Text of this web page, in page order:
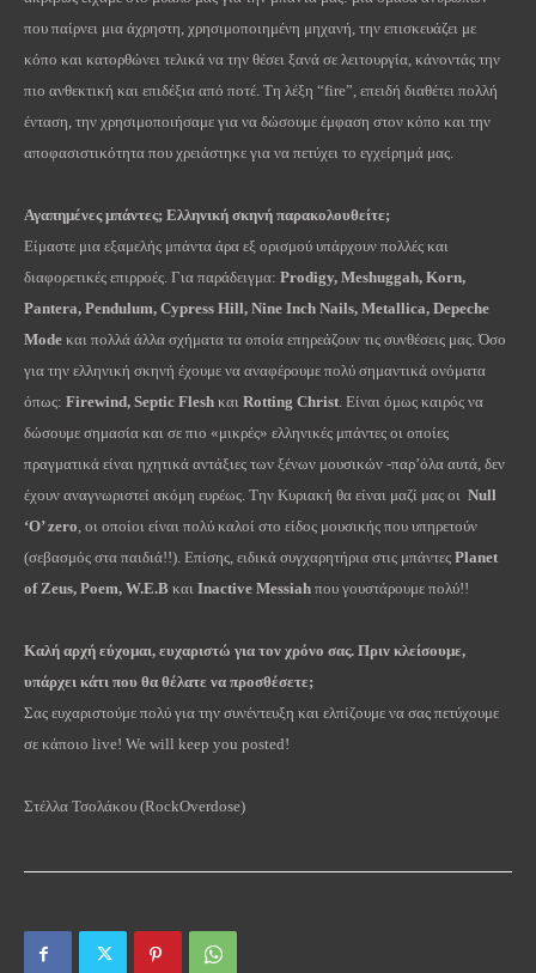
που παίρνει μια άχρηστη, χρησιμοποιημένη μηχανή, την επισκευάζει με
κόπο και κατορθώνει τελικά να την θέσει ξανά σε λειτουργία, κάνοντάς την
πιο ανθεκτική και επιδέξια από ποτέ. Τη λέξη “fire”, επειδή διαθέτει πολλή
ένταση, την χρησιμοποιήσαμε για να δώσουμε έμφαση στον κόπο και την
αποφασιστικότητα που χρειάστηκε για να πετύχει το εγχείρημά μας.
Αγαπημένες μπάντες; Ελληνική σκηνή παρακολουθείτε;
Είμαστε μια εξαμελής μπάντα άρα εξ ορισμού υπάρχουν πολλές και
διαφορετικές επιρροές. Για παράδειγμα: Prodigy, Meshuggah, Korn,
Pantera, Pendulum, Cypress Hill, Nine Inch Nails, Metallica, Depeche
Mode και πολλά άλλα σχήματα τα οποία επηρεάζουν τις συνθέσεις μας. Όσο
για την ελληνική σκηνή έχουμε να αναφέρουμε πολύ σημαντικά ονόματα
όπως: Firewind, Septic Flesh και Rotting Christ . Είναι όμως καιρός να
δώσουμε σημασία και σε πιο «μικρές» ελληνικές μπάντες οι οποίες
πραγματικά είναι ηχητικά αντάξιες των ξένων μουσικών -παρ’όλα αυτά, δεν
έχουν αναγνωριστεί ακόμη ευρέως. Την Κυριακή θα είναι μαζί μας οι Null
‘O’ zero , οι οποίοι είναι πολύ καλοί στο είδος μουσικής που υπηρετούν
(σεβασμός στα παιδιά!!). Επίσης, ειδικά συγχαρητήρια στις μπάντες Planet
of Zeus, Poem, W.E.B και Inactive Messiah που γουστάρουμε πολύ!!
Καλή αρχή εύχομαι, ευχαριστώ για τον χρόνο σας. Πριν κλείσουμε,
υπάρχει κάτι που θα θέλατε να προσθέσετε;
Σας ευχαριστούμε πολύ για την συνέντευξη και ελπίζουμε να σας πετύχουμε
σε κάποιο live! We will keep you posted!
Στέλλα Τσολάκου (RockOverdose)